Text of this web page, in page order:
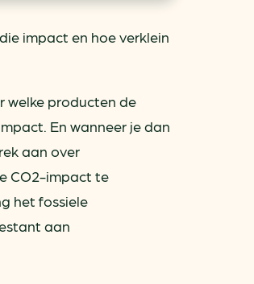
impact en hoe verklein
welke producten de
En wanneer je dan
aan over
CO2-impact te
het fossiele
aan